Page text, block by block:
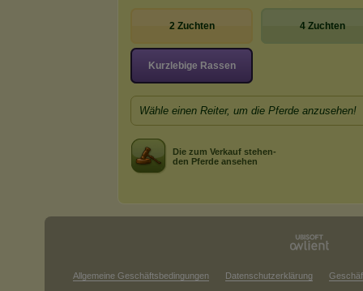
2 Zuchten 4 Zuchten
Kurzlebige Rassen
Wähle einen Reiter, um die Pferde anzusehen!
Die zum Verkauf stehen-
den Pferde ansehen
Allgemeine Geschäftsbedingungen Datenschutzerklärung